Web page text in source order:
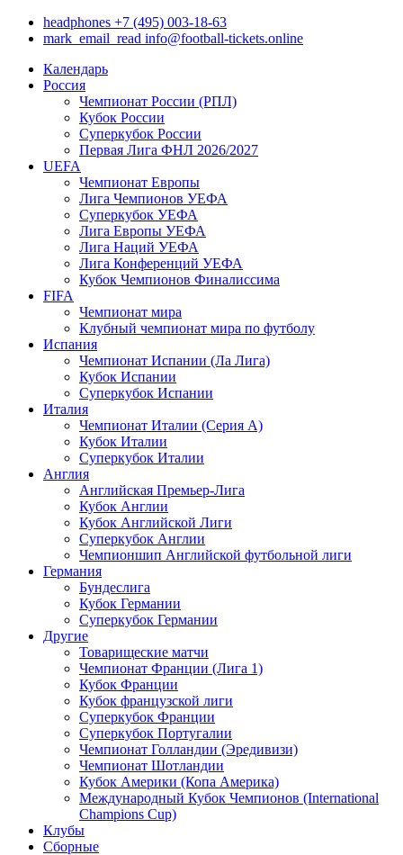
headphones +7 (495) 003-18-63
mark_email_read info@football-tickets.online
Календарь
Россия
Чемпионат России (РПЛ)
Кубок России
Суперкубок России
Первая Лига ФНЛ 2026/2027
UEFA
Чемпионат Европы
Лига Чемпионов УЕФА
Суперкубок УЕФА
Лига Европы УЕФА
Лига Наций УЕФА
Лига Конференций УЕФА
Кубок Чемпионов Финалиссима
FIFA
Чемпионат мира
Клубный чемпионат мира по футболу
Испания
Чемпионат Испании (Ла Лига)
Кубок Испании
Суперкубок Испании
Италия
Чемпионат Италии (Серия А)
Кубок Италии
Суперкубок Италии
Англия
Английская Премьер-Лига
Кубок Англии
Кубок Английской Лиги
Суперкубок Англии
Чемпионшип Английской футбольной лиги
Германия
Бундеслига
Кубок Германии
Суперкубок Германии
Другие
Товарищеские матчи
Чемпионат Франции (Лига 1)
Кубок Франции
Кубок французской лиги
Суперкубок Франции
Суперкубок Португалии
Чемпионат Голландии (Эредивизи)
Чемпионат Шотландии
Кубок Америки (Копа Америка)
Международный Кубок Чемпионов (International
Champions Cup)
Клубы
Сборные